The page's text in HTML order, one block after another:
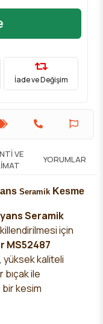
İade ve Değişim
VE
YORUMLAR
Seramik Kesme
Seramik
için
MS52487
, yüksek kaliteli
bıçak ile
bir kesim